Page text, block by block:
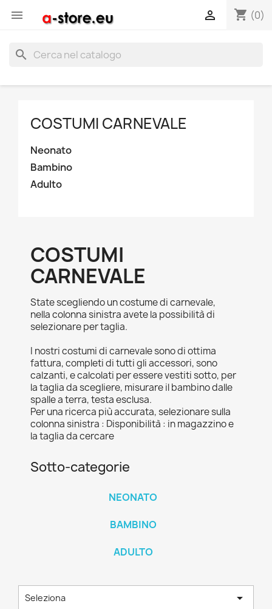
 shopping_cart (0)

search
COSTUMI CARNEVALE
Neonato
Bambino
Adulto
COSTUMI
CARNEVALE
State scegliendo un costume di carnevale,
nella colonna sinistra avete la possibilità di
selezionare per taglia.
I nostri costumi di carnevale sono di ottima
fattura, completi di tutti gli accessori, sono
calzanti, e calcolati per essere vestiti sotto, per
la taglia da scegliere, misurare il bambino dalle
spalle a terra, testa esclusa.
Per una ricerca più accurata, selezionare sulla
colonna sinistra : Disponibilità : in magazzino e
la taglia da cercare
Sotto-categorie
NEONATO
BAMBINO
ADULTO
Seleziona 